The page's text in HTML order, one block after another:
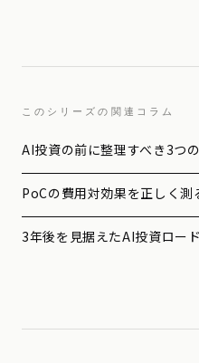
このシリーズの関連コラム
AI投資の前に整理すべき3つ
PoCの費用対効果を正しく測
3年後を見据えたAI投資ロー